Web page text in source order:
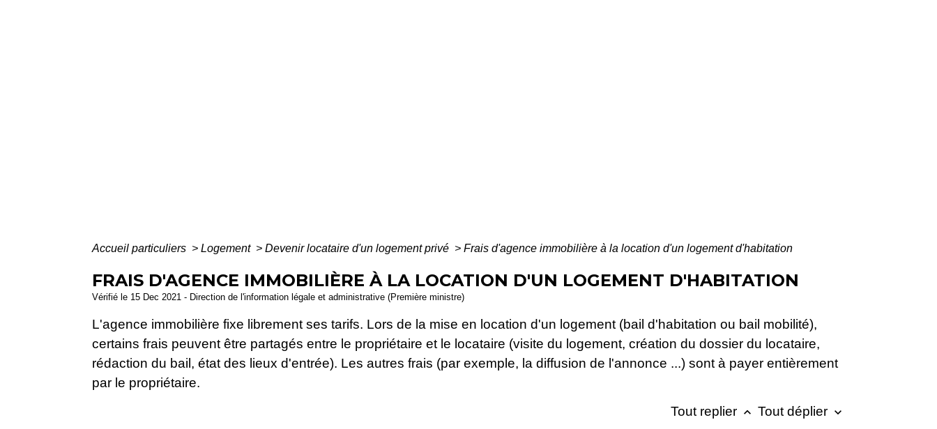
Accueil particuliers > Logement > Devenir locataire d'un logement privé > Frais d'agence immobilière à la location d'un logement d'habitation
FRAIS D'AGENCE IMMOBILIÈRE À LA LOCATION D'UN LOGEMENT D'HABITATION
Vérifié le 15 Dec 2021 - Direction de l'information légale et administrative (Première ministre)
L'agence immobilière fixe librement ses tarifs. Lors de la mise en location d'un logement (bail d'habitation ou bail mobilité),
certains frais peuvent être partagés entre le propriétaire et le locataire (visite du logement, création du dossier du locataire,
rédaction du bail, état des lieux d'entrée). Les autres frais (par exemple, la diffusion de l'annonce ...) sont à payer entièrement
par le propriétaire.
Tout replier keyboard_arrow_up Tout déplier keyboard_arrow_down